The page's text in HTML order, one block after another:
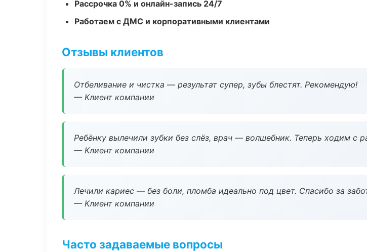
Рассрочка 0% и онлайн-запись 24/7
Работаем с ДМС и корпоративными клиентами
Отзывы клиентов
Отбеливание и чистка — результат супер, зубы блестят. Рекомендую!
— Клиент компании
Ребёнку вылечили зубки без слёз, врач — волшебник. Теперь ходим с
— Клиент компании
Лечили кариес — без боли, пломба идеально под цвет. Спасибо за
— Клиент компании
Часто задаваемые вопросы